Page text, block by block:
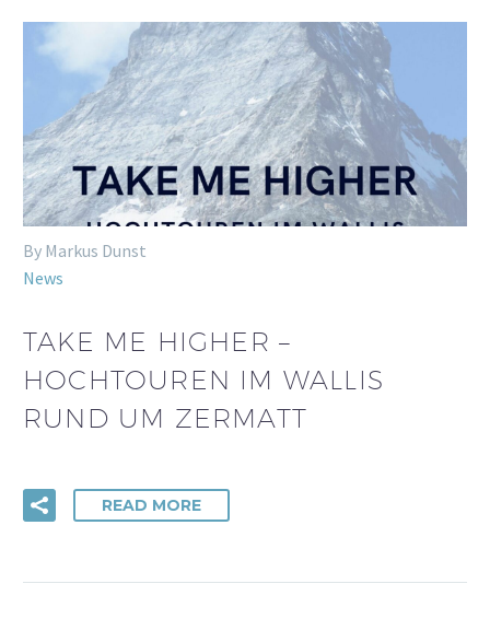
By Markus Dunst
News
TAKE ME HIGHER –
HOCHTOUREN IM WALLIS
RUND UM ZERMATT
READ MORE